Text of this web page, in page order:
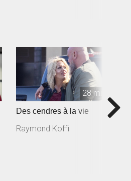
28 min
Des cendres à la vie
Raymond Koffi